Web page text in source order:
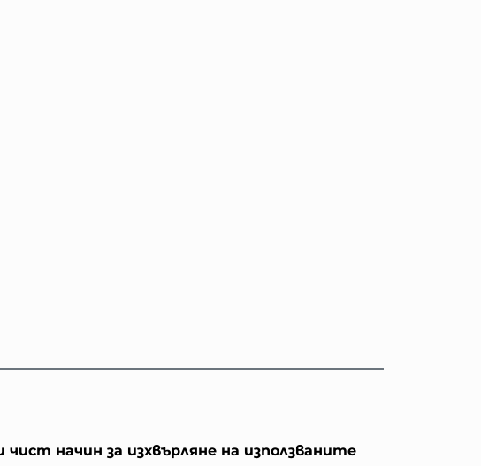
начин за изхвърляне на използваните